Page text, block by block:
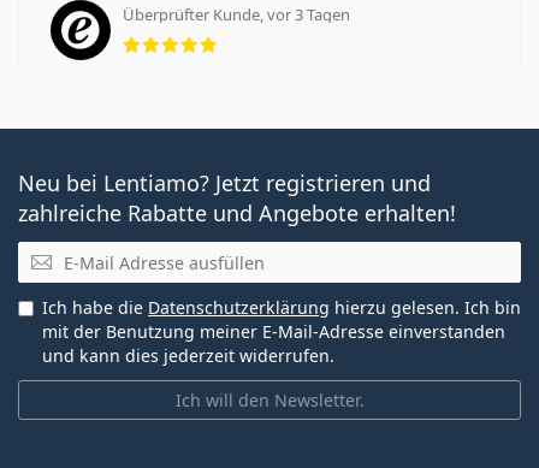
Überprüfter Kunde, vor 3 Tagen
Bewertung 5 aus 5
Neu bei Lentiamo? Jetzt registrieren und
zahlreiche Rabatte und Angebote erhalten!
E-Mail
Ich will den Newsletter.
Ich habe die Datenschutzerklärung hierzu gelesen. Ich bin
mit der Benutzung meiner E-Mail-Adresse einverstanden
und kann dies jederzeit widerrufen.